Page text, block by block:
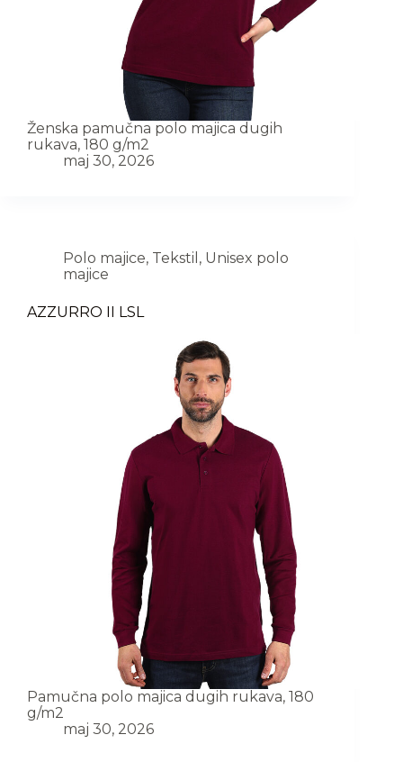
Ženska pamučna polo majica dugih
rukava, 180 g/m2
maj 30, 2026
Polo majice, Tekstil , Unisex polo
majice
AZZURRO II LSL
Pamučna polo majica dugih rukava, 180
g/m2
maj 30, 2026